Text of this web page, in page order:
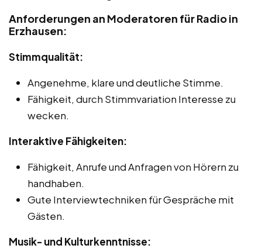
Anforderungen an Moderatoren für Radio in
Erzhausen:
Stimmqualität:
Angenehme, klare und deutliche Stimme.
Fähigkeit, durch Stimmvariation Interesse zu
wecken.
Interaktive Fähigkeiten:
Fähigkeit, Anrufe und Anfragen von Hörern zu
handhaben.
Gute Interviewtechniken für Gespräche mit
Gästen.
Musik- und Kulturkenntnisse: